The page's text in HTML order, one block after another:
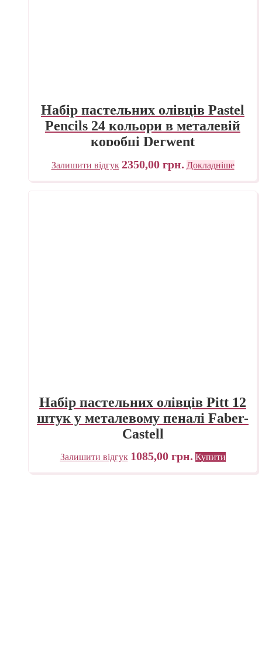
Набір пастельних олівців Pastel
Pencils 24 кольори в металевій
коробці Derwent
Залишити відгук 2350,00 грн. Докладніше
Набір пастельних олівців Pitt 12
штук у металевому пеналі Faber-
Castell
Залишити відгук 1085,00 грн. Купити